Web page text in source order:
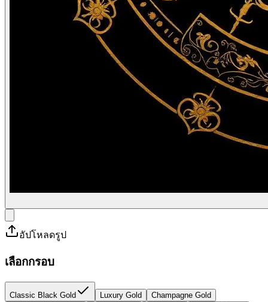
อัปโหลดรูป
เลือกกรอบ
Classic Black Gold Luxury Gold
Champagne Gold